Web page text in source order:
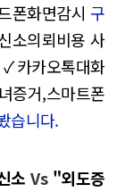
폰화면감시 구
소의뢰비용 사
카카오톡대화
증거,스마트폰
습니다.
소 Vs "외도증